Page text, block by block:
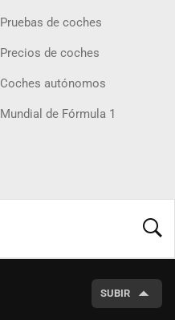
Pruebas de coches
Precios de coches
Coches autónomos
Mundial de Fórmula 1
SUBIR